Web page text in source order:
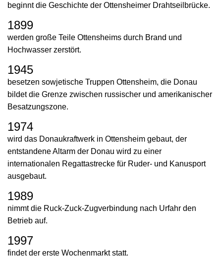
beginnt die Geschichte der Ottensheimer Drahtseilbrücke.
1899
werden große Teile Ottensheims durch Brand und
Hochwasser zerstört.
1945
besetzen sowjetische Truppen Ottensheim, die Donau
bildet die Grenze zwischen russischer und amerikanischer
Besatzungszone.
1974
wird das Donaukraftwerk in Ottensheim gebaut, der
entstandene Altarm der Donau wird zu einer
internationalen Regattastrecke für Ruder- und Kanusport
ausgebaut.
1989
nimmt die Ruck-Zuck-Zugverbindung nach Urfahr den
Betrieb auf.
1997
findet der erste Wochenmarkt statt.